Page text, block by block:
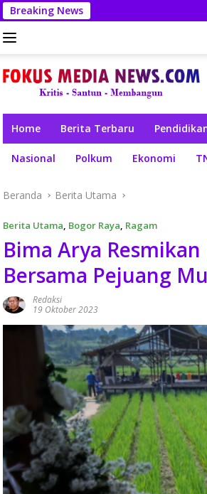
Breaking News
Home Berita Terbaru
Nasional Polkum Ekonomi
Beranda Berita Utama
Berita Utama, Bogor Raya, Ragam
Bima Arya
Bersama Pejuang
Redaksi
19 Oktober 2023